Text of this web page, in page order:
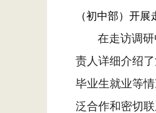
（初中部）开展
在走访调
责人详细介绍
毕业生就业等
泛合作和密切